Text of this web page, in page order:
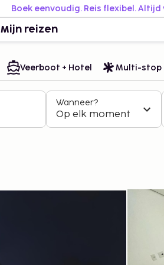
Boek eenvoudig. Reis flexibel.
Mijn reizen
Veerboot + Hotel Multi-stop
Wanneer?
Op elk moment